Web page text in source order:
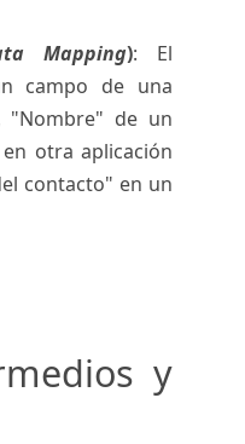
Mapping): El
campo de una
"Nombre" de un
otra aplicación
contacto" en un
y